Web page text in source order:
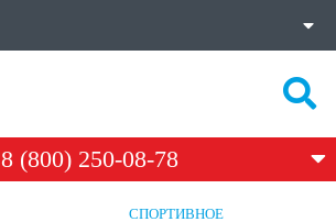
8 (800) 250-08-78
СПОРТИВНОЕ